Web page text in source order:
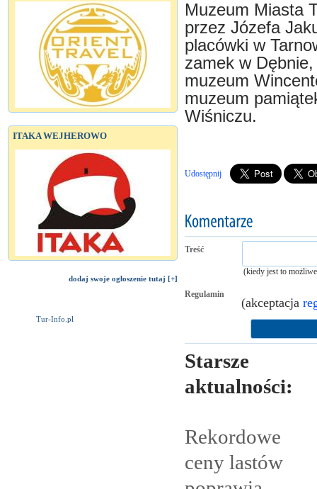
ITAKA WEJHEROWO
dodaj swoje ogłoszenie tutaj [+]
Tur-Info.pl
Muzeum Miasta
przez Józefa
placówki w
zamek w
muzeum
muzeum
Wiśniczu.
Udostępnij
Treść
(kiedy jest to
Regulamin
(akceptacja
Starsze
aktualności:
Rekordowe
ceny lastów